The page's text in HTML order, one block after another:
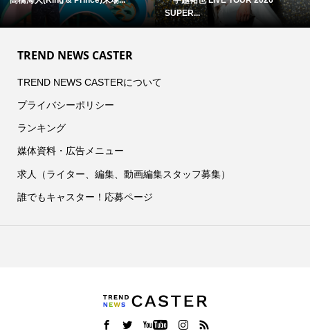
SUPER...
TREND NEWS CASTER
TREND NEWS CASTERについて
プライバシーポリシー
ランキング
媒体資料・広告メニュー
求人（ライター、編集、動画編集スタッフ募集）
誰でもキャスター！応募ページ